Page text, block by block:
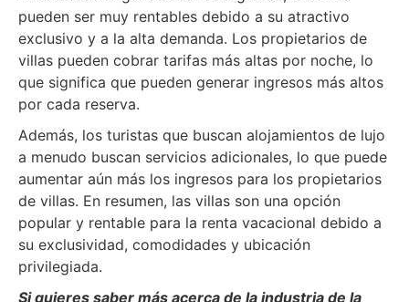
pueden ser muy rentables debido a su atractivo
exclusivo y a la alta demanda. Los propietarios de
villas pueden cobrar tarifas más altas por noche, lo
que significa que pueden generar ingresos más altos
por cada reserva.
Además, los turistas que buscan alojamientos de lujo
a menudo buscan servicios adicionales, lo que puede
aumentar aún más los ingresos para los propietarios
de villas. En resumen, las villas son una opción
popular y rentable para la renta vacacional debido a
su exclusividad, comodidades y ubicación
privilegiada.
Si quieres saber más acerca de la industria de la